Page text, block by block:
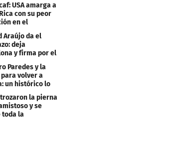
USA amarga a
con su peor
en el
Sub-20
Araújo da el
deja
y firma por el
pensado
Paredes y la
volver a
un histórico lo
comprar
la pierna
y se
toda la